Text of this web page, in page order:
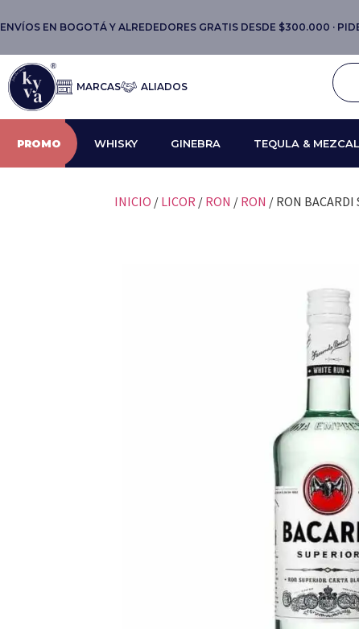
ENVÍOS EN BOGOTÁ Y ALREDEDORES GRATIS DESDE $300.000 ·
MARCAS ALIADOS
PROMO WHISKY GINEBRA TEQULA & MEZCAL
INICIO / LICOR / RON / RON / RON BACARDI